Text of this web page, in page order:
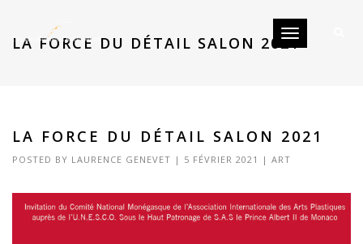
Toggle
LA FORCE DU DÉTAIL SALON 2021
LA FORCE DU DÉTAIL SALON 2021
POSTED BY LAURENCE GENEVET | 5 FÉVRIER 2021 | ART